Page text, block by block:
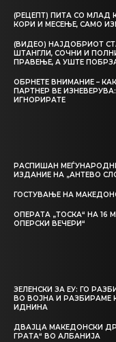
(РЕЦЕПТ) ПИТА СО МЛАД
КОРИ И МЕСЕЊЕ, САМО
(ВИДЕО) НАЈДОБРИОТ
ШТАНГЛИ, СОЧНИ И
ПРАВЕЊЕ, А УШТЕ
ОБРНЕТЕ ВНИМАНИЕ –
ПАРТНЕР ВЕ
ИГНОРИРАТЕ
РАСПИШАН
ИЗДАНИЕ НА „АНТЕВО
ГОСТУВАЊЕ НА
ОПЕРАТА „ТОСКА“ НА 16
ОПЕРСКИ ВЕЧЕРИ“
ЗЕЛЕНСКИ ЗА ЕУ: ГО
ВО ВОЈНА И РАЗБИРАМЕ
ИДНИНА
ДВАЈЦА МАКЕДОНСКИ
ГРАТА“ ВО АЛБАНИЈА